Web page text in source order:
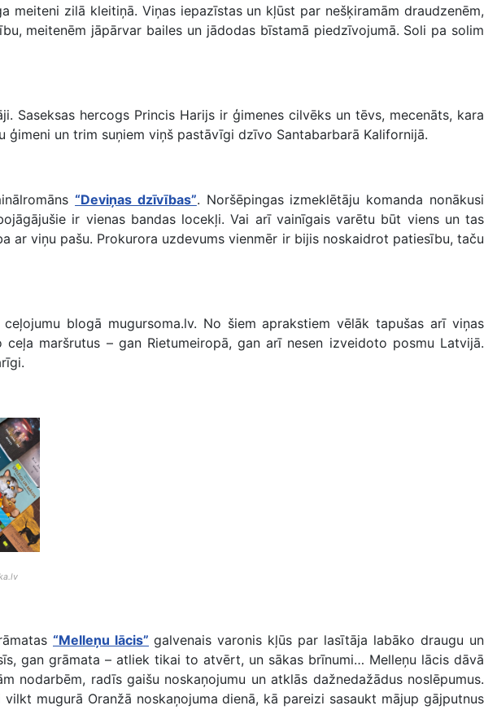
zilā kleitiņā. Viņas iepazīstas un kļūst par nešķiramām draudzenēm,
meitenēm jāpārvar bailes un jādodas bīstamā piedzīvojumā. Soli pa solim
Saseksas hercogs Princis Harijs ir ģimenes cilvēks un tēvs, mecenāts, kara
un trim suņiem viņš pastāvīgi dzīvo Santabarbarā Kalifornijā.
“Deviņas dzīvības”. Noršēpingas izmeklētāju komanda nonākusi
ir vienas bandas locekļi. Vai arī vainīgais varētu būt viens un tas
ar viņu pašu. Prokurora uzdevums vienmēr ir bijis noskaidrot patiesību, taču
blogā mugursoma.lv. No šiem aprakstiem vēlāk tapušas arī viņas
maršrutus – gan Rietumeiropā, gan arī nesen izveidoto posmu Latvijā.
“Melleņu lācis” galvenais varonis kļūs par lasītāja labāko draugu un
gan grāmata – atliek tikai to atvērt, un sākas brīnumi… Melleņu lācis dāvā
radīs gaišu noskaņojumu un atklās dažnedažādus noslēpumus.
mugurā Oranžā noskaņojuma dienā, kā pareizi sasaukt mājup gājputnus